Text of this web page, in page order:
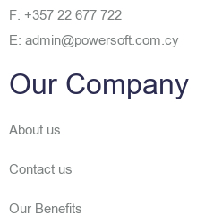
F: +357 22 677 722
E: admin@powersoft.com.cy
Our Company
About us
Contact us
Our Benefits